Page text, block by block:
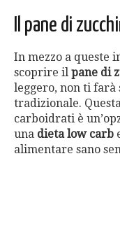
Il pane di
In mezzo a queste
scoprire il pane di
leggero, non ti farà
tradizionale.
carboidrati è
una dieta low carb
alimentare sano